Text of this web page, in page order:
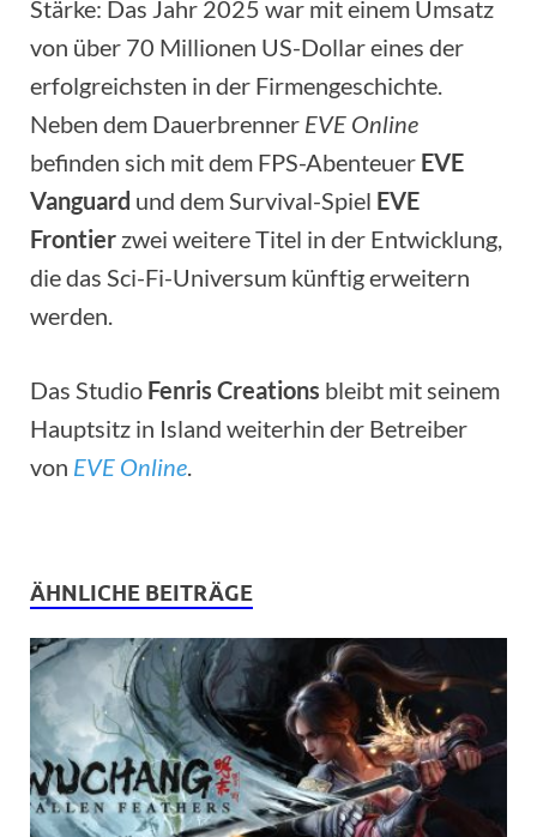
Stärke: Das Jahr 2025 war mit einem Umsatz
von über 70 Millionen US-Dollar eines der
erfolgreichsten in der Firmengeschichte.
Neben dem Dauerbrenner EVE Online
befinden sich mit dem FPS-Abenteuer EVE
Vanguard und dem Survival-Spiel EVE
Frontier zwei weitere Titel in der Entwicklung,
die das Sci-Fi-Universum künftig erweitern
werden.
Das Studio Fenris Creations bleibt mit seinem
Hauptsitz in Island weiterhin der Betreiber
von EVE Online.
ÄHNLICHE BEITRÄGE